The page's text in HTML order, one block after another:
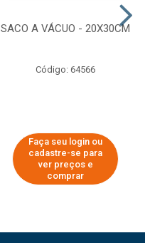
SACO A VÁCUO - 20X30CM
Código: 64566
Faça seu login ou
cadastre-se para
ver preços e
comprar